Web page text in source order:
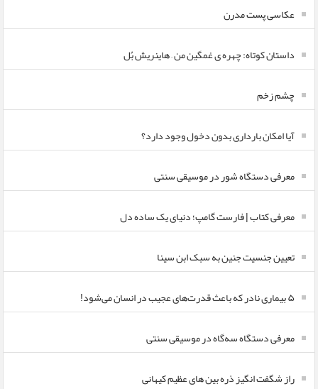
عکاسی پست مدرن
داستان کوتاه: چهره ی غمگین من – هاینریش بُل
چشم زخم
آیا امکان بارداری بدون دخول وجود دارد؟
معرفی دستگاه شور در موسیقی سنتی
معرفی کتاب | فارست گامپ؛ دنیای یک ساده دل
تعیین جنسیت جنین به سبک ابن سینا
۵ بیماری نادر که باعث قدرت‌های عجیب در انسان می‌شود!
معرفی دستگاه سه‌گاه در موسیقی سنتی
راز شگفت انگیز ذره بین های عظیم کیهانی